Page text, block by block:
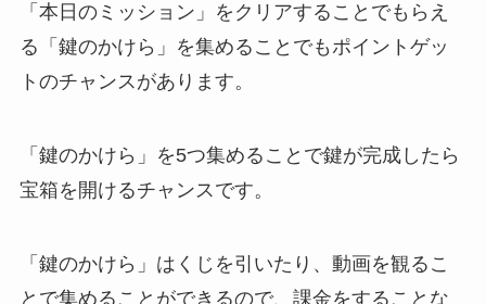
「本日のミッション」をクリアすることでもらえ
る「鍵のかけら」を集めることでもポイントゲッ
トのチャンスがあります。
「鍵のかけら」を5つ集めることで鍵が完成したら
宝箱を開けるチャンスです。
「鍵のかけら」はくじを引いたり、動画を観るこ
とで集めることができるので、課金をすることな